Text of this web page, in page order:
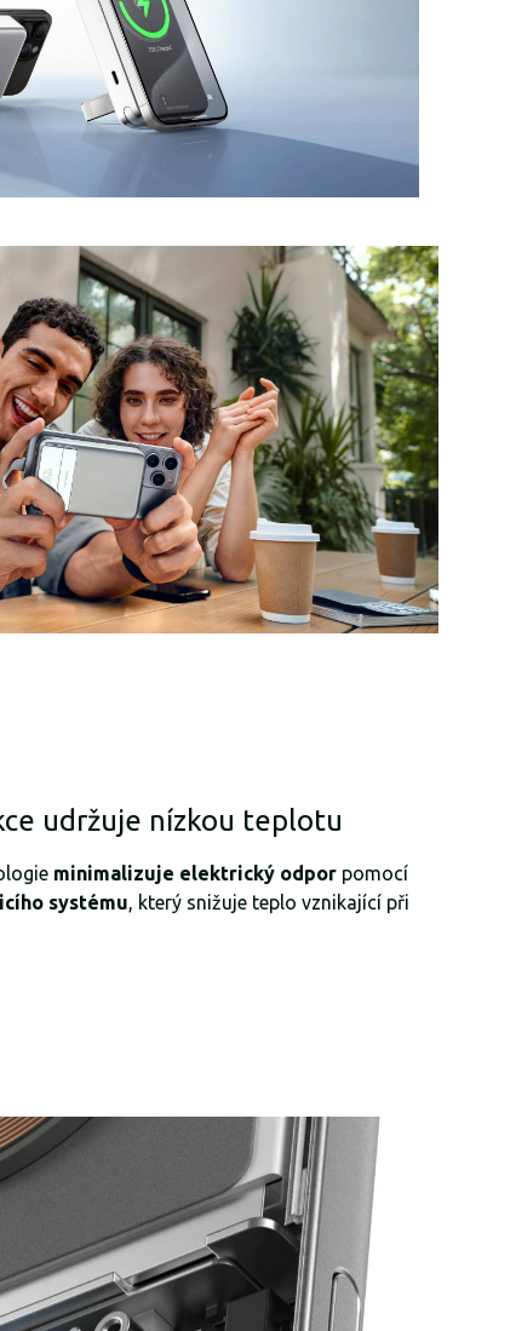
udržuje nízkou teplotu
minimalizuje elektrický odpor pomocí
systému, který snižuje teplo vznikající při